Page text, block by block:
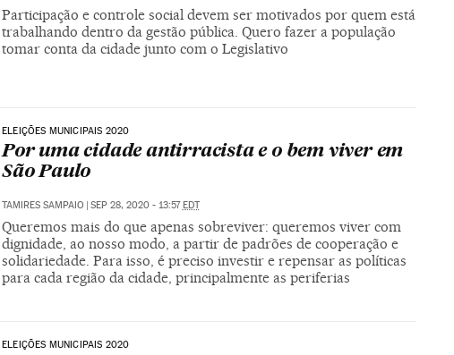
Participação e controle social devem ser motivados por quem está
trabalhando dentro da gestão pública. Quero fazer a população
tomar conta da cidade junto com o Legislativo
ELEIÇÕES MUNICIPAIS 2020
Por uma cidade antirracista e o bem viver em
São Paulo
TAMIRES SAMPAIO SEP 28, 2020 - 13:57 EDT
Queremos mais do que apenas sobreviver: queremos viver com
dignidade, ao nosso modo, a partir de padrões de cooperação e
solidariedade. Para isso, é preciso investir e repensar as políticas
para cada região da cidade, principalmente as periferias
ELEIÇÕES MUNICIPAIS 2020